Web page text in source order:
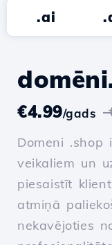
.ai
€4.99/gads
Domeni .shop
veikaliem un
piesaistīt
atmiņā
nekavējoties